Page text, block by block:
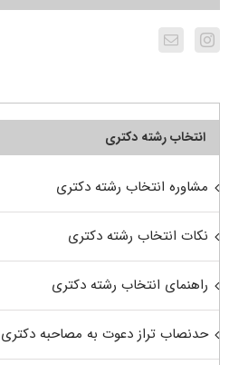
انتخاب رشته دکتری
مشاوره انتخاب رشته دکتری
نکات انتخاب رشته دکتری
راهنمای انتخاب رشته دکتری
حدنصاب تراز دعوت به مصاحبه دکتری